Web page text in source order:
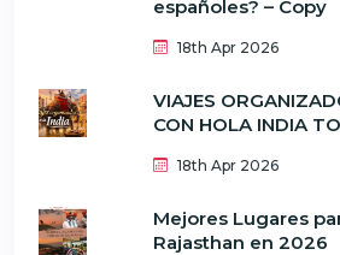
españoles? – Copy
18th Apr 2026
VIAJES
CON HOLA INDIA
18th Apr 2026
Mejores Lugares
Rajasthan en 2026